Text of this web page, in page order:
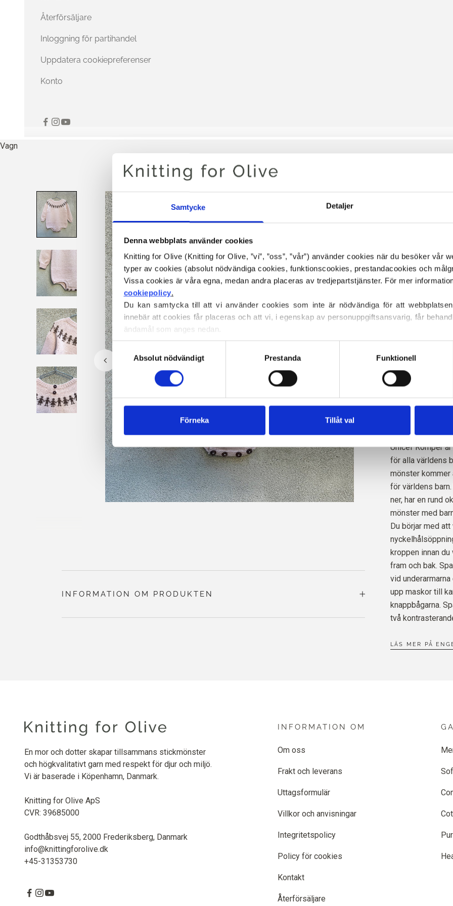
Samtycke Detaljer
Denna webbplats använder cookies
Knitting for Olive (Knitting for Olive, ”vi”, ”oss”, ”vår”) använder cookies när du besöker vår
typer av cookies (absolut nödvändiga cookies, funktionscookies, prestandacookies och
cookiepolicy.
Du kan samtycka till att vi använder cookies som inte är nödvändiga för att
innebär att cookies får placeras och att vi, i egenskap av personuppgiftsansvarig, får
ändamål som anges nedan.
Du kan när som helst ändra eller återkalla ditt samtycke via vår cookiepolicy, där du
blockerar och raderar cookies.
Val
samtycke
Absolut nödvändigt Prestanda Funktionell
Förneka Tillåt val
Återförsäljare
Inloggning för partihandel
Uppdatera cookiepreferenser
Konto
Vagn
UNICEF
SPRÅKET
JAG
3 MDR 6
HAZEL
samma dag!
Unicef Romper
för alla världens
mönster
för världens
ner, har en rund
mönster med
Du börjar med
kroppen innan
fram och bak.
vid
upp maskor till
knappbågarna.
två
LÄS MER PÅ
INFORMATION OM PRODUKTEN
En mor och dotter skapar tillsammans stickmönster
och högkvalitativt garn med respekt för djur och miljö.
Vi är baserade i Köpenhamn, Danmark.
Knitting for Olive ApS
CVR: 39685000
Godthåbsvej 55, 2000 Frederiksberg, Danmark
info@knittingforolive.dk
+45-31353730
INFORMATION OM
Om oss
Frakt och leverans
Uttagsformulär
Villkor och anvisningar
Integritetspolicy
Policy för cookies
Kontakt
Återförsäljare